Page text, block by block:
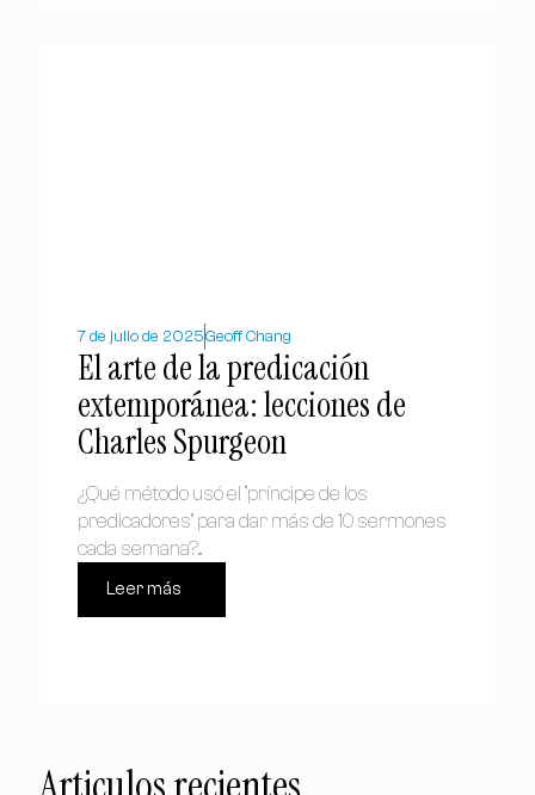
7 de julio de 2025Geoff Chang
El arte de la predicación
extemporánea: lecciones de
Charles Spurgeon
¿Qué método usó el “príncipe de los
predicadores” para dar más de 10 sermones
cada semana?...
Leer más